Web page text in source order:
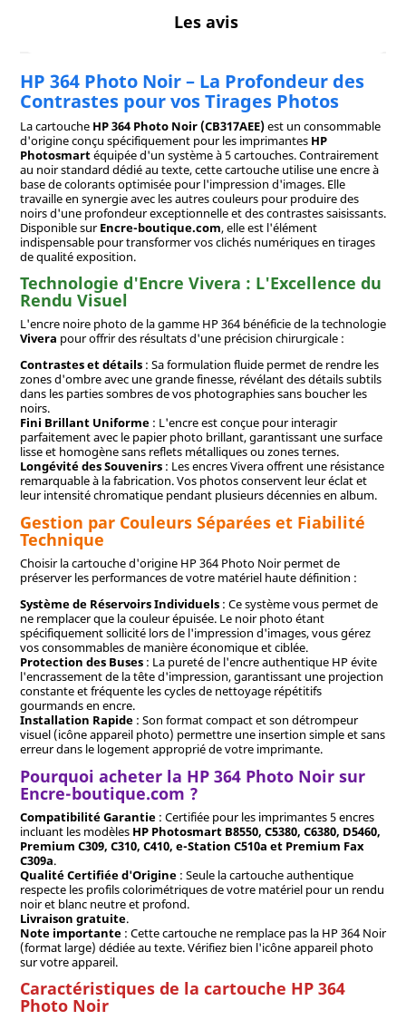
Les avis
HP 364 Photo Noir – La Profondeur des
Contrastes pour vos Tirages Photos
La cartouche HP 364 Photo Noir (CB317AEE)est un consommable
d'origine conçu spécifiquement pour les imprimantes HP
Photosmartéquipée d'un système à 5 cartouches. Contrairement
au noir standard dédié au texte, cette cartouche utilise une encre à
base de colorants optimisée pour l'impression d'images. Elle
travaille en synergie avec les autres couleurs pour produire des
noirs d'une profondeur exceptionnelle et des contrastes saisissants.
Disponible surEncre-boutique.com, elle est l'élément
indispensable pour transformer vos clichés numériques en tirages
de qualité exposition.
Technologie d'Encre Vivera : L'Excellence du
Rendu Visuel
L'encre noire photo de la gamme HP 364 bénéficie de la technologie
Vivera pour offrir des résultats d'une précision chirurgicale :
Contrastes et détails: Sa formulation fluide permet de rendre les
zones d'ombre avec une grande finesse, révélant des détails subtils
dans les parties sombres de vos photographies sans boucher les
noirs.
Fini Brillant Uniforme: L'encre est conçue pour interagir
parfaitement avec le papier photo brillant, garantissant une surface
lisse et homogène sans reflets métalliques ou zones ternes.
Longévité des Souvenirs: Les encres Vivera offrent une résistance
remarquable à la fabrication. Vos photos conservent leur éclat et
leur intensité chromatique pendant plusieurs décennies en album.
Gestion par Couleurs Séparées et Fiabilité
Technique
Choisir la cartouche d'origine HP 364 Photo Noir permet de
préserver les performances de votre matériel haute définition :
Système de Réservoirs Individuels: Ce système vous permet de
ne remplacer que la couleur épuisée. Le noir photo étant
spécifiquement sollicité lors de l'impression d'images, vous gérez
vos consommables de manière économique et ciblée.
Protection des Buses: La pureté de l'encre authentique HP évite
l'encrassement de la tête d'impression, garantissant une projection
constante et fréquente les cycles de nettoyage répétitifs
gourmands en encre.
Installation Rapide: Son format compact et son détrompeur
visuel (icône appareil photo) permettre une insertion simple et sans
erreur dans le logement approprié de votre imprimante.
Pourquoi acheter la HP 364 Photo Noir sur
Encre-boutique.com ?
Compatibilité Garantie: Certifiée pour les imprimantes 5 encres
incluant les modèles HP Photosmart B8550, C5380, C6380, D5460,
Premium C309, C310, C410, e-Station C510a et Premium Fax
C309a.
Qualité Certifiée d'Origine: Seule la cartouche authentique
respecte les profils colorimétriques de votre matériel pour un rendu
noir et blanc neutre et profond.
Livraison gratuite.
Note importante: Cette cartouche ne remplace pas la HP 364 Noir
(format large) dédiée au texte. Vérifiez bien l'icône appareil photo
sur votre appareil.
Caractéristiques de la cartouche HP 364
Photo Noir